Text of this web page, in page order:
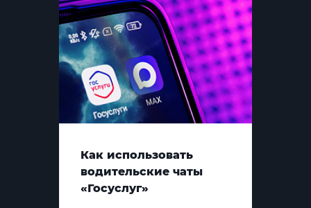
Как использовать
водительские чаты
«Госуслуг»